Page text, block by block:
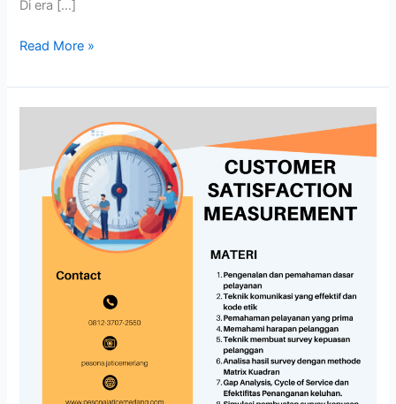
Di era […]
Read More »
SATISFACTION
MEASUREMENT